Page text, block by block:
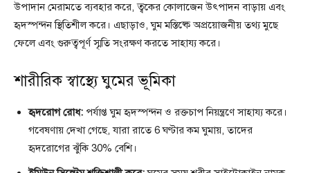
উপাদান মেরামতে ব্যবহার করে, ত্বকের কোলাজেন উৎপাদন বাড়ায় এবং
হৃদস্পন্দন স্থিতিশীল করে। এছাড়াও, ঘুম মস্তিষ্কে অপ্রয়োজনীয় তথ্য মুছে
ফেলে এবং গুরুত্বপূর্ণ স্মৃতি সংরক্ষণ করতে সাহায্য করে।
শারীরিক স্বাস্থ্যে ঘুমের ভূমিকা
হৃদরোগ রোধ: পর্যাপ্ত ঘুম হৃদস্পন্দন ও রক্তচাপ নিয়ন্ত্রণে সাহায্য করে।
গবেষণায় দেখা গেছে, যারা রাতে 6 ঘণ্টার কম ঘুমায়, তাদের
হৃদরোগের ঝুঁকি 30% বেশি।